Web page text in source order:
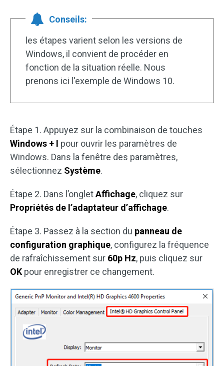
Conseils:
les étapes varient selon les versions de
Windows, il convient de procéder en
fonction de la situation réelle. Nous
prenons ici l'exemple de Windows 10.
Étape 1. Appuyez sur la combinaison de touches
Windows + I pour ouvrir les paramètres de
Windows. Dans la fenêtre des paramètres,
sélectionnez Système.
Étape 2. Dans l’ongletAffichage, cliquez sur
Propriétés de l’adaptateur d’affichage.
Étape 3. Passez à la section du panneau de
configuration graphique, configurez la fréquence
de rafraîchissement sur 60p Hz, puis cliquez sur
OK pour enregistrer ce changement.